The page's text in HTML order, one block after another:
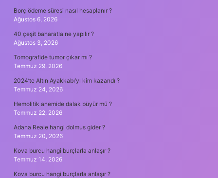
Borç ödeme süresi nasıl hesaplanır ?
Ağustos 6, 2026
40 çeşit baharatla ne yapılır ?
Ağustos 3, 2026
Tomografide tumor çıkar mı ?
Temmuz 29, 2026
2024’te Altın Ayakkabı’yı kim kazandı ?
Temmuz 24, 2026
Hemolitik anemide dalak büyür mü ?
Temmuz 22, 2026
Adana Reale hangi dolmus gider ?
Temmuz 20, 2026
Kova burcu hangi burçlarla anlaşır ?
Temmuz 14, 2026
Kova burcu hangi burçlarla anlaşır ?